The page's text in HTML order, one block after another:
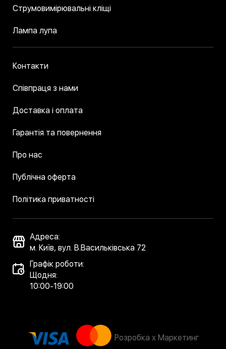
Струмовимірювальні кліщі
Лампа лупа
Контакти
Співпраця з нами
Доставка і оплата
Гарантія та повернення
Про нас
Публічна оферта
Політика приватності
Адреса:
м. Київ, вул. В.Васильківська 72
Графік роботи:
Щодня:
10:00-19:00
Розробка x Маркетинг